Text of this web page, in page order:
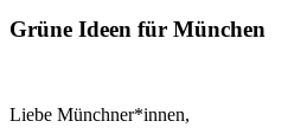
Grüne Ideen für München
Liebe Münchner*innen,